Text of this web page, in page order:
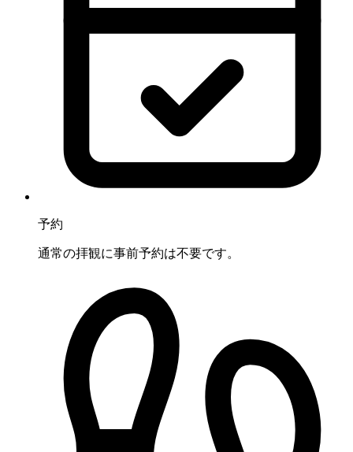
予約
通常の拝観に事前予約は不要です。